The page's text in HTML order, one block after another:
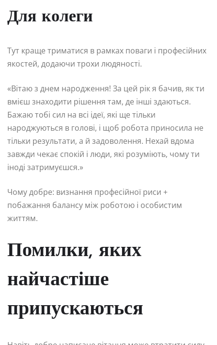
Для колеги
Тут краще триматися в рамках поваги і професійних
якостей, додаючи трохи людяності.
«Вітаю з днем народження! За цей рік я бачив, як ти
вмієш знаходити рішення там, де інші здаються.
Бажаю тобі сил на всі ідеї, які ще тільки
народжуються в голові, і щоб робота приносила не
тільки результати, а й задоволення. Нехай вдома
завжди чекає спокій і люди, які розуміють, чому ти
іноді затримуєшся.»
Чому добре: визнання професійної риси +
побажання балансу між роботою і особистим
життям.
Помилки, яких
найчастіше
припускаються